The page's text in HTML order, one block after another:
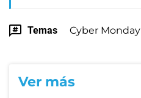
Temas Cyber Monday
Ver más